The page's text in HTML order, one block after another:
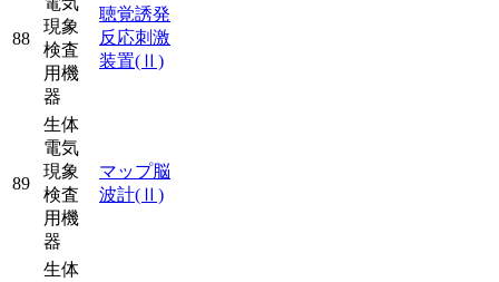
88
現象
検査
用機
器
聴覚誘発
反応刺激
装置(Ⅱ)
89
生体
電気
現象
検査
用機
器
マップ脳
波計(Ⅱ)
生体